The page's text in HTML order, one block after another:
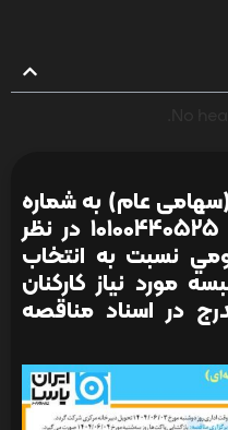
(سهامی عام) به شماره
ثبت 6590 و شناسه ملی 10100440525 در نظر
نسبت به انتخاب
مورد نیاز کارکنان
در اسناد مناقصه